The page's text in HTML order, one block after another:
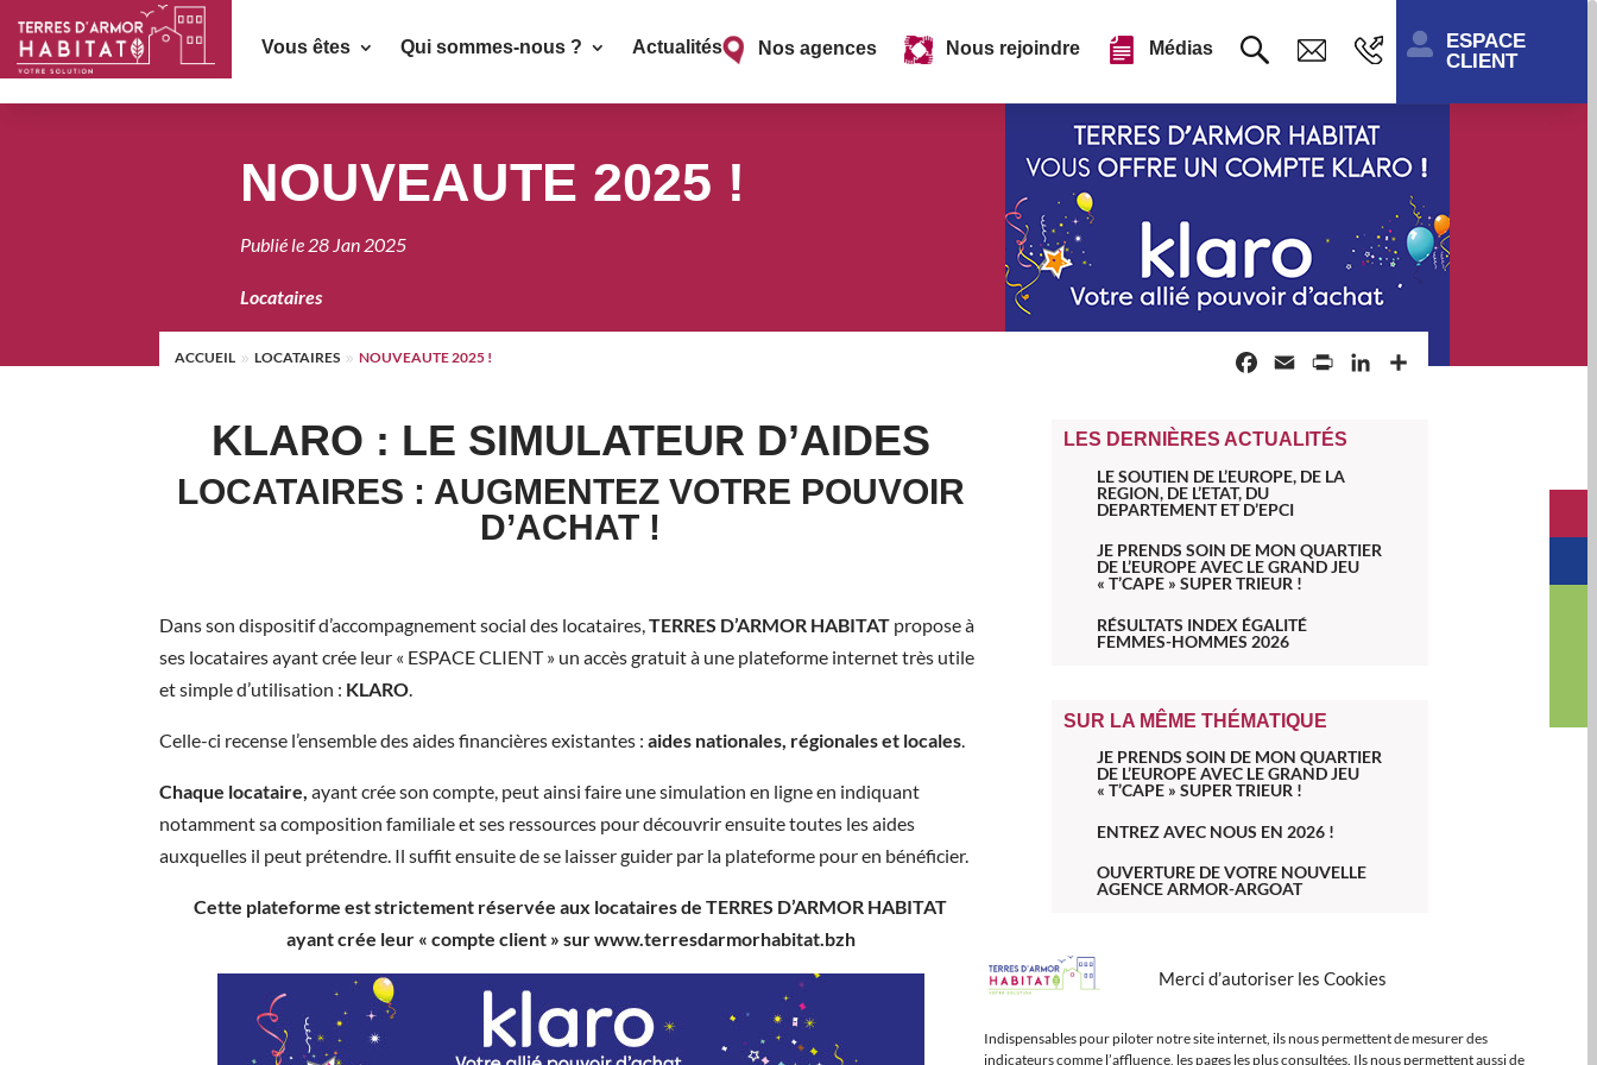
Merci d’autoriser les Cookies
Indispensables pour piloter notre site internet, ils nous permettent de mesurer des
indicateurs comme l’affluence, les pages les plus consultées. Ils nous permettent aussi de
Vous êtes Qui sommes-nous ? Actualités Nos agences Nous rejoindre Médias 
ESPACE
CLIENT
NOUVEAUTE 2025 !
Publié le 28 Jan 2025
Locataires
ACCUEIL 9 LOCATAIRES 9 NOUVEAUTE 2025 ! Facebook
Email Print LinkedInPartager
KLARO : LE SIMULATEUR D’AIDES
LOCATAIRES : AUGMENTEZ VOTRE POUVOIR
D’ACHAT !
Dans son dispositif d’accompagnement social des locataires,TERRES D’ARMOR HABITATpropose à
ses locataires ayant crée leur « ESPACE CLIENT » un accès gratuit à une plateforme internet très utile
et simple d’utilisation : KLARO.
Celle-ci recense l’ensemble des aides financières existantes : aides nationales, régionales et locales.
Chaque locataire, ayant crée son compte, peut ainsi faire une simulation en ligne en indiquant
notamment sa composition familiale et ses ressources pour découvrir ensuite toutes les aides
auxquelles il peut prétendre. Il suffit ensuite de se laisser guider par la plateforme pour en bénéficier.
Cette plateforme est strictement réservée aux locataires de TERRES D’ARMOR HABITAT
ayant crée leur « compte client » sur www.terresdarmorhabitat.bzh
LES DERNIÈRES ACTUALITÉS
LE SOUTIEN DE L’EUROPE, DE LA
REGION, DE L’ETAT, DU
DEPARTEMENT ET D’EPCI
JE PRENDS SOIN DE MON QUARTIER
DE L’EUROPE AVEC LE GRAND JEU
« T’CAPE » SUPER TRIEUR !
RÉSULTATS INDEX ÉGALITÉ
FEMMES-HOMMES 2026
SUR LA MÊME THÉMATIQUE
JE PRENDS SOIN DE MON QUARTIER
DE L’EUROPE AVEC LE GRAND JEU
« T’CAPE » SUPER TRIEUR !
ENTREZ AVEC NOUS EN 2026 !
OUVERTURE DE VOTRE NOUVELLE
AGENCE ARMOR-ARGOAT
SUR LE MÊME TERRITOIRE
DEPARTEMENT ET D’EPCI